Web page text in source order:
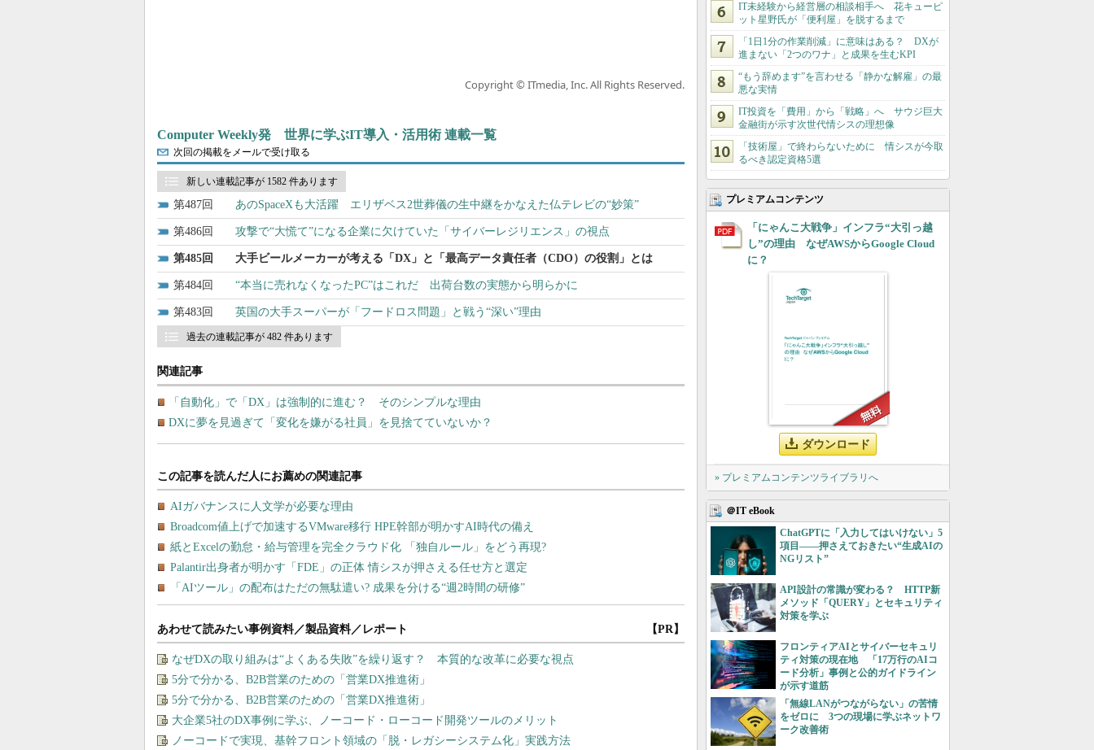
Copyright © ITmedia, Inc. All Rights Reserved.
Computer Weekly発 世界に学ぶIT導入・活用術 連載一覧
次回の掲載をメールで受け取る
新しい連載記事が 1582 件あります
487 あのSpaceXも大活躍 エリザベス2世葬儀の生中継をかなえた仏テレビの“妙策”
486 攻撃で“大慌て”になる企業に欠けていた「サイバーレジリエンス」の視点
485 大手ビールメーカーが考える「DX」と「最高データ責任者（CDO）の役割」とは
484 “本当に売れなくなったPC”はこれだ 出荷台数の実態から明らかに
483 英国の大手スーパーが「フードロス問題」と戦う“深い”理由
過去の連載記事が 482 件あります
関連記事
「自動化」で「DX」は強制的に進む？ そのシンプルな理由
DXに夢を見過ぎて「変化を嫌がる社員」を見捨てていないか？
あわせて読みたい事例資料／製品資料／レポート 【PR】
なぜDXの取り組みは“よくある失敗”を繰り返す？ 本質的な改革に必要な視点
5分で分かる、B2B営業のための「営業DX推進術」
5分で分かる、B2B営業のための「営業DX推進術」
大企業5社のDX事例に学ぶ、ノーコード・ローコード開発ツールのメリット
ノーコードで実現、基幹フロント領域の「脱・レガシーシステム化」実践方法
IT未経験から経営層の相談相手へ 花キューピ
ット星野氏が「便利屋」を脱するまで
「1日1分の作業削減」に意味はある？ DXが
進まない「2つのワナ」と成果を生むKPI
“もう辞めます”を言わせる「静かな解雇」の最
悪な実情
IT投資を「費用」から「戦略」へ サウジ巨大
金融街が示す次世代情シスの理想像
「技術屋」で終わらないために 情シスが今取
るべき認定資格5選
プレミアムコンテンツ
「にゃんこ大戦争」インフラ“大引っ越
し”の理由 なぜAWSからGoogle Cloud
に？
ダウンロード
» プレミアムコンテンツライブラリへ
＠IT eBook
ChatGPTに「入力してはいけない」5
項目――押さえておきたい“生成AIの
NGリスト”
API設計の常識が変わる？ HTTP新
メソッド「QUERY」とセキュリティ
対策を学ぶ
フロンティアAIとサイバーセキュリ
ティ対策の現在地 「17万行のAIコ
ード分析」事例と公的ガイドライン
が示す道筋
「無線LANがつながらない」の苦情
をゼロに 3つの現場に学ぶネットワ
ーク改善術